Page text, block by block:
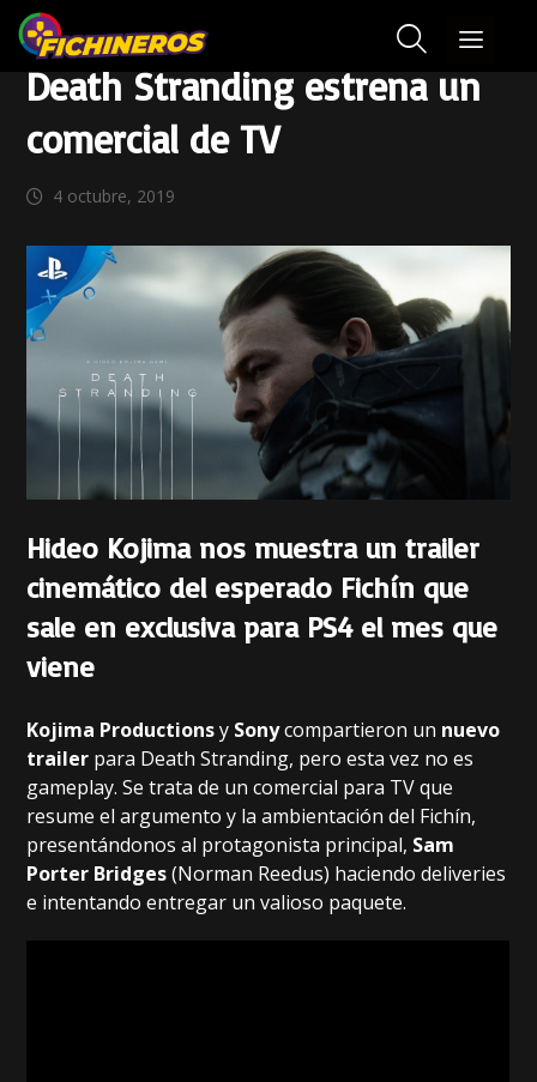
Death Stranding estrena un
comercial de TV
4 octubre, 2019
Hideo Kojima nos muestra un trailer
cinemático del esperado Fichín que
sale en exclusiva para PS4 el mes que
viene
Kojima Productionsy Sonycompartieron un nuevo
trailer para Death Stranding, pero esta vez no es
gameplay. Se trata de un comercial para TV que
resume el argumento y la ambientación del Fichín,
presentándonos al protagonista principal, Sam
Porter Bridges(Norman Reedus) haciendo deliveries
e intentando entregar un valioso paquete.